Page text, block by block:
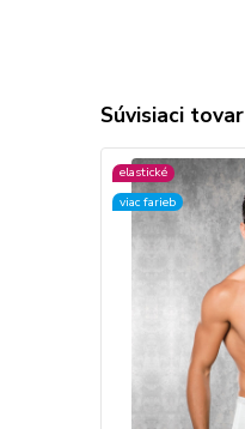
Súvisiaci tovar
elastické
viac farieb